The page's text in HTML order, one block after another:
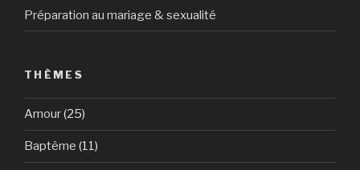
Préparation au mariage & sexualité
THÈMES
Amour(25)
Baptême (11)